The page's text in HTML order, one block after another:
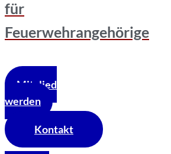
für
Feuerwehrangehörige
Mitglied
werden
Kontakt